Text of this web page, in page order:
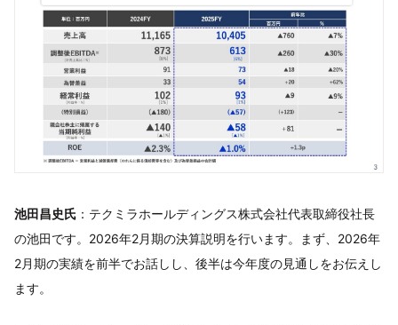
池田昌史氏 ：テクミラホールディングス株式会社代表取締役社長
の池田です。2026年2月期の決算説明を行います。まず、2026年
2月期の実績を前半でお話しし、後半は今年度の見通しをお伝えし
ます。